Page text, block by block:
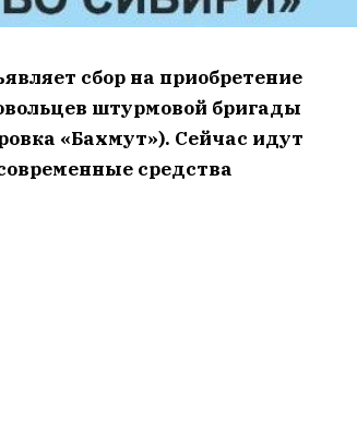
сбор на приобретение
штурмовой бригады
«Бахмут»). Сейчас идут
средства